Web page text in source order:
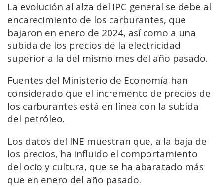
La evolución al alza del IPC general se debe al
encarecimiento de los carburantes, que
bajaron en enero de 2024, así como a una
subida de los precios de la electricidad
superior a la del mismo mes del año pasado.
Fuentes del Ministerio de Economía han
considerado que el incremento de precios de
los carburantes está en línea con la subida
del petróleo.
Los datos del INE muestran que, a la baja de
los precios, ha influido el comportamiento
del ocio y cultura, que se ha abaratado más
que en enero del año pasado.